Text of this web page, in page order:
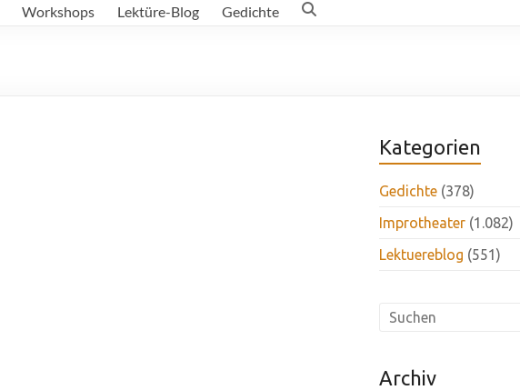
Workshops Lektüre-Blog Gedichte
Kategorien
Gedichte (378)
Improtheater (1.082)
Lektuereblog (551)
Archiv